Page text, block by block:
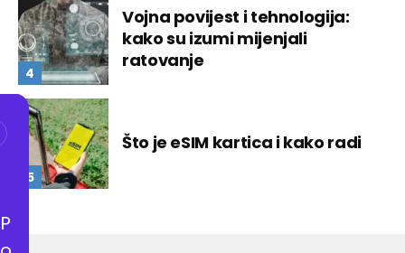
Vojna povijest i tehnologija:
kako su izumi mijenjali
ratovanje
Što je eSIM kartica i kako radi
P